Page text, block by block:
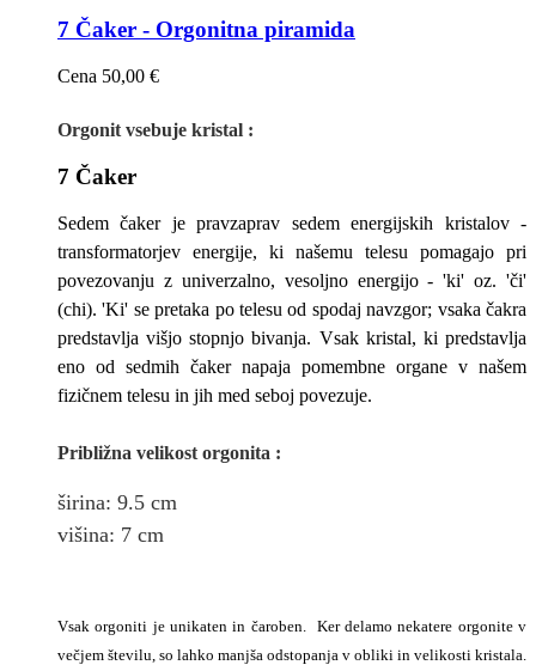
7 Čaker - Orgonitna piramida
Cena 50,00 €
Orgonit vsebuje kristal :
7 Čaker
Sedem čaker je pravzaprav sedem energijskih kristalov -
transformatorjev energije, ki našemu telesu pomagajo pri
povezovanju z univerzalno, vesoljno energijo - 'ki' oz. 'či'
(chi). 'Ki' se pretaka po telesu od spodaj navzgor; vsaka čakra
predstavlja višjo stopnjo bivanja. Vsak kristal, ki predstavlja
eno od sedmih čaker napaja pomembne organe v našem
fizičnem telesu in jih med seboj povezuje.
Približna velikost orgonita :
širina: 9.5 cm
višina: 7 cm
Vsak orgoniti je unikaten in čaroben. Ker delamo nekatere orgonite v
večjem številu, so lahko manjša odstopanja v obliki in velikosti kristala.